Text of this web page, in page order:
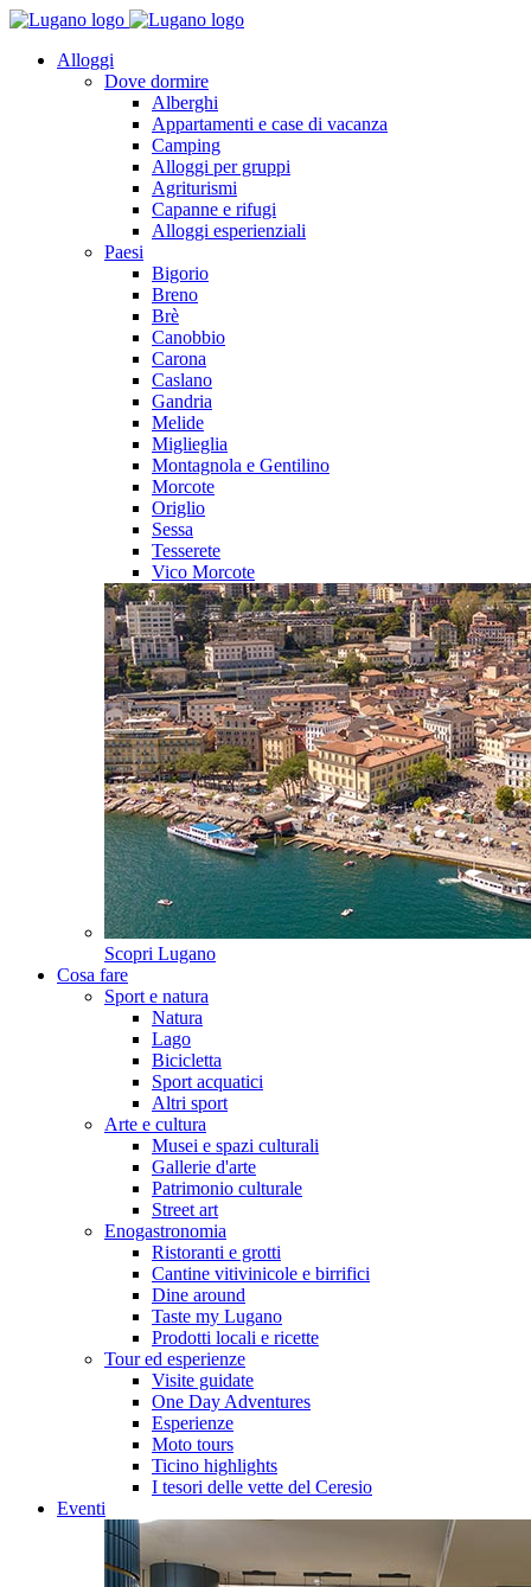
Alloggi
Dove dormire
Alberghi
Appartamenti e case di vacanza
Camping
Alloggi per gruppi
Agriturismi
Capanne e rifugi
Alloggi esperienziali
Paesi
Bigorio
Breno
Brè
Canobbio
Carona
Caslano
Gandria
Melide
Miglieglia
Montagnola e Gentilino
Morcote
Origlio
Sessa
Tesserete
Vico Morcote
Scopri Lugano
Cosa fare
Sport e natura
Natura
Lago
Bicicletta
Sport acquatici
Altri sport
Arte e cultura
Musei e spazi culturali
Gallerie d'arte
Patrimonio culturale
Street art
Enogastronomia
Ristoranti e grotti
Cantine vitivinicole e birrifici
Dine around
Taste my Lugano
Prodotti locali e ricette
Tour ed esperienze
Visite guidate
One Day Adventures
Esperienze
Moto tours
Ticino highlights
I tesori delle vette del Ceresio
Eventi